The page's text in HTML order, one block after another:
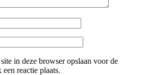
in deze browser opslaan voor de
reactie plaats.